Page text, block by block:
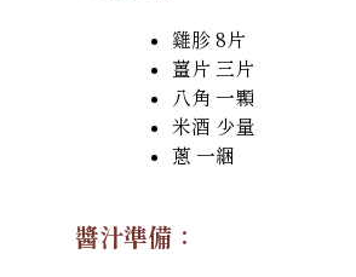
雞胗 8片
薑片 三片
八角 一顆
米酒 少量
蔥 一綑
醬汁準備：